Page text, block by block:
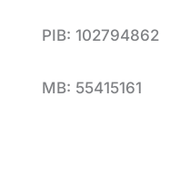
PIB: 102794862
MB: 55415161